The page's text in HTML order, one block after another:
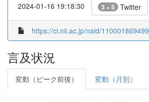
2024-01-16 19:18:30 3 + 5 Twitter
https://ci.nii.ac.jp/naid/110001869499
言及状況
変動（ピーク前後） 変動（月別）